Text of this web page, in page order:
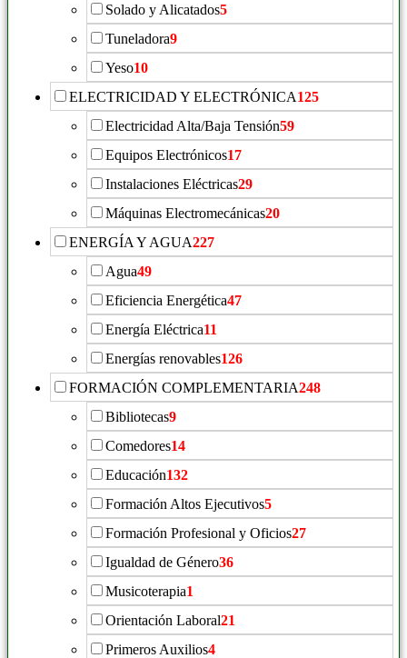
Solado y Alicatados5
Tuneladora9
Yeso10
ELECTRICIDAD Y ELECTRÓNICA125
Electricidad Alta/Baja Tensión59
Equipos Electrónicos17
Instalaciones Eléctricas29
Máquinas Electromecánicas20
ENERGÍA Y AGUA227
Agua49
Eficiencia Energética47
Energía Eléctrica11
Energías renovables126
FORMACIÓN COMPLEMENTARIA248
Bibliotecas9
Comedores14
Educación132
Formación Altos Ejecutivos5
Formación Profesional y Oficios27
Igualdad de Género36
Musicoterapia1
Orientación Laboral21
Primeros Auxilios4